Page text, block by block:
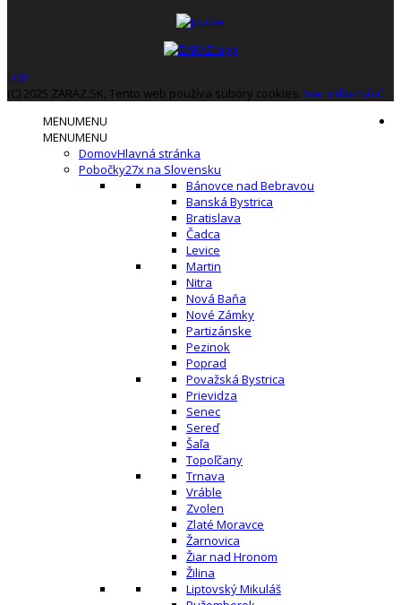
TOP
(C) 2025 ZARAZ.SK, Tento web používa súbory cookies. Viac informácií.
MENUMENU
MENUMENU
DomovHlavná stránka
Pobočky27x na Slovensku
Bánovce nad Bebravou
Banská Bystrica
Bratislava
Čadca
Levice
Martin
Nitra
Nová Baňa
Nové Zámky
Partizánske
Pezinok
Poprad
Považská Bystrica
Prievidza
Senec
Sereď
Šaľa
Topoľčany
Trnava
Vráble
Zvolen
Zlaté Moravce
Žarnovica
Žiar nad Hronom
Žilina
Liptovský Mikuláš